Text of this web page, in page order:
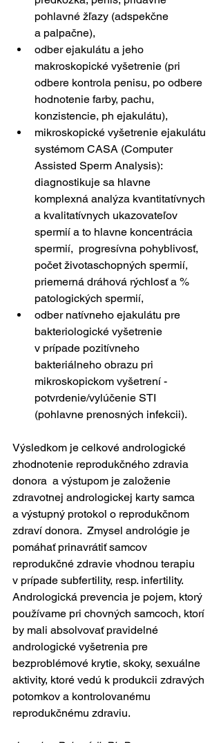
pohlavné žľazy (adspekčne
a palpačne),
odber ejakulátu a jeho
makroskopické vyšetrenie (pri
odbere kontrola penisu, po odbere
hodnotenie farby, pachu,
konzistencie, ph ejakulátu),
mikroskopické vyšetrenie ejakulátu
systémom CASA (Computer
Assisted Sperm Analysis):
diagnostikuje sa hlavne
komplexná analýza kvantitatívnych
a kvalitatívnych ukazovateľov
spermií a to hlavne koncentrácia
spermií,  progresívna pohyblivosť,
počet životaschopných spermií,
priemerná dráhová rýchlosť a %
patologických spermií,
odber natívneho ejakulátu pre
bakteriologické vyšetrenie
v prípade pozitívneho
bakteriálneho obrazu pri
mikroskopickom vyšetrení -
potvrdenie/vylúčenie STI
(pohlavne prenosných infekcii).
Výsledkom je celkové andrologické
zhodnotenie reprodukčného zdravia
donora  a výstupom je založenie
zdravotnej andrologickej karty samca
a výstupný protokol o reprodukčnom
zdraví donora.  Zmysel andrológie je
pomáhať prinavrátiť samcov
reprodukčné zdravie vhodnou terapiu
v prípade subfertility, resp. infertility.
Andrologická prevencia je pojem, ktorý
používame pri chovných samcoch, ktorí
by mali absolvovať pravidelné
andrologické vyšetrenia pre
bezproblémové krytie, skoky, sexuálne
aktivity, ktoré vedú k produkcii zdravých
potomkov a kontrolovanému
reprodukčnému zdraviu.